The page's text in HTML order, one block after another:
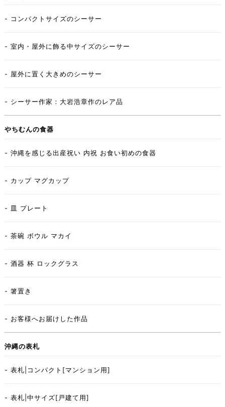
- コンパクトサイズのシーサー
- 室内・屋外に飾る中サイズのシーサー
- 屋外に置く大きめのシーサー
- シーサー作家：大岩浩章作のレア品
やちむんの食器
- 沖縄を感じる出産祝い 内祝 お食い初めの食器
- カップ マグカップ
- 皿 プレート
- 茶碗 ボウル マカイ
- 酒器 杯 ロックグラス
- 箸置き
- お客様へお届けした作品
沖縄の表札
- 表札|コンパクト[マンション用]
- 表札|中サイズ[戸建て用]